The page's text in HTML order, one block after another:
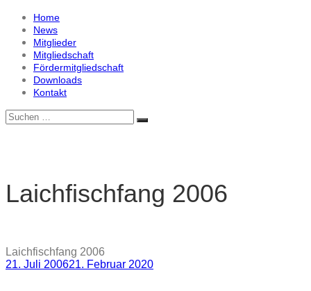
Zum
Inhalt
springen
Leine
Lachs
e.V.
Home
News
Mitglieder
Mitgliedschaft
Fördermitgliedschaft
Downloads
Kontakt
Suche
nach:
Suchen
Laichfischfang 2006
Laichfischfang 2006
21. Juli 200621. Februar 2020